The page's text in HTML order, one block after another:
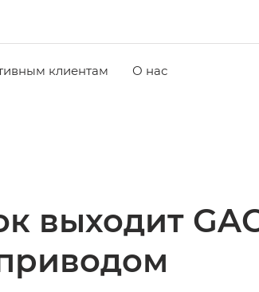
клиентам О нас
выходит